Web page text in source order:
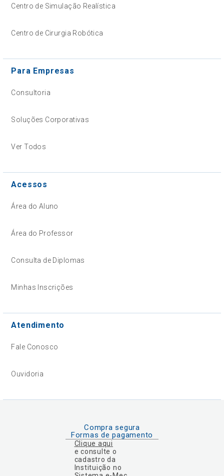
Centro de Simulação Realística
Centro de Cirurgia Robótica
Para Empresas
Consultoria
Soluções Corporativas
Ver Todos
Acessos
Área do Aluno
Área do Professor
Consulta de Diplomas
Minhas Inscrições
Atendimento
Fale Conosco
Ouvidoria
Compra segura
Formas de pagamento
Clique aqui
e consulte o
cadastro da
Instituição no